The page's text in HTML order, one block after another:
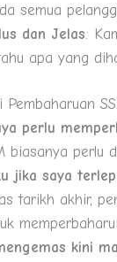
semua
dan Jelas:
apa yang
perlu
biasanya perlu
jika saya
tarikh akhir,
kini